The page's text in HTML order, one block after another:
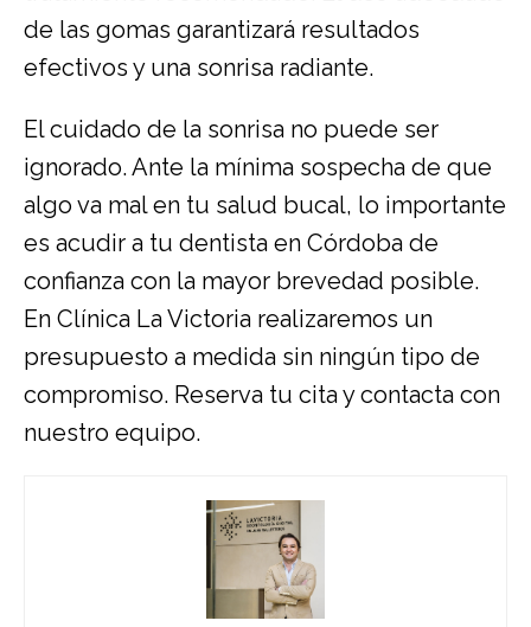
de las gomas garantizará resultados
efectivos y una sonrisa radiante.
El cuidado de la sonrisa no puede ser
ignorado. Ante la mínima sospecha de que
algo va mal en tu salud bucal, lo importante
es acudir a tu dentista en Córdoba de
confianza con la mayor brevedad posible.
En Clínica La Victoria realizaremos un
presupuesto a medida sin ningún tipo de
compromiso. Reserva tu cita y contacta con
nuestro equipo.